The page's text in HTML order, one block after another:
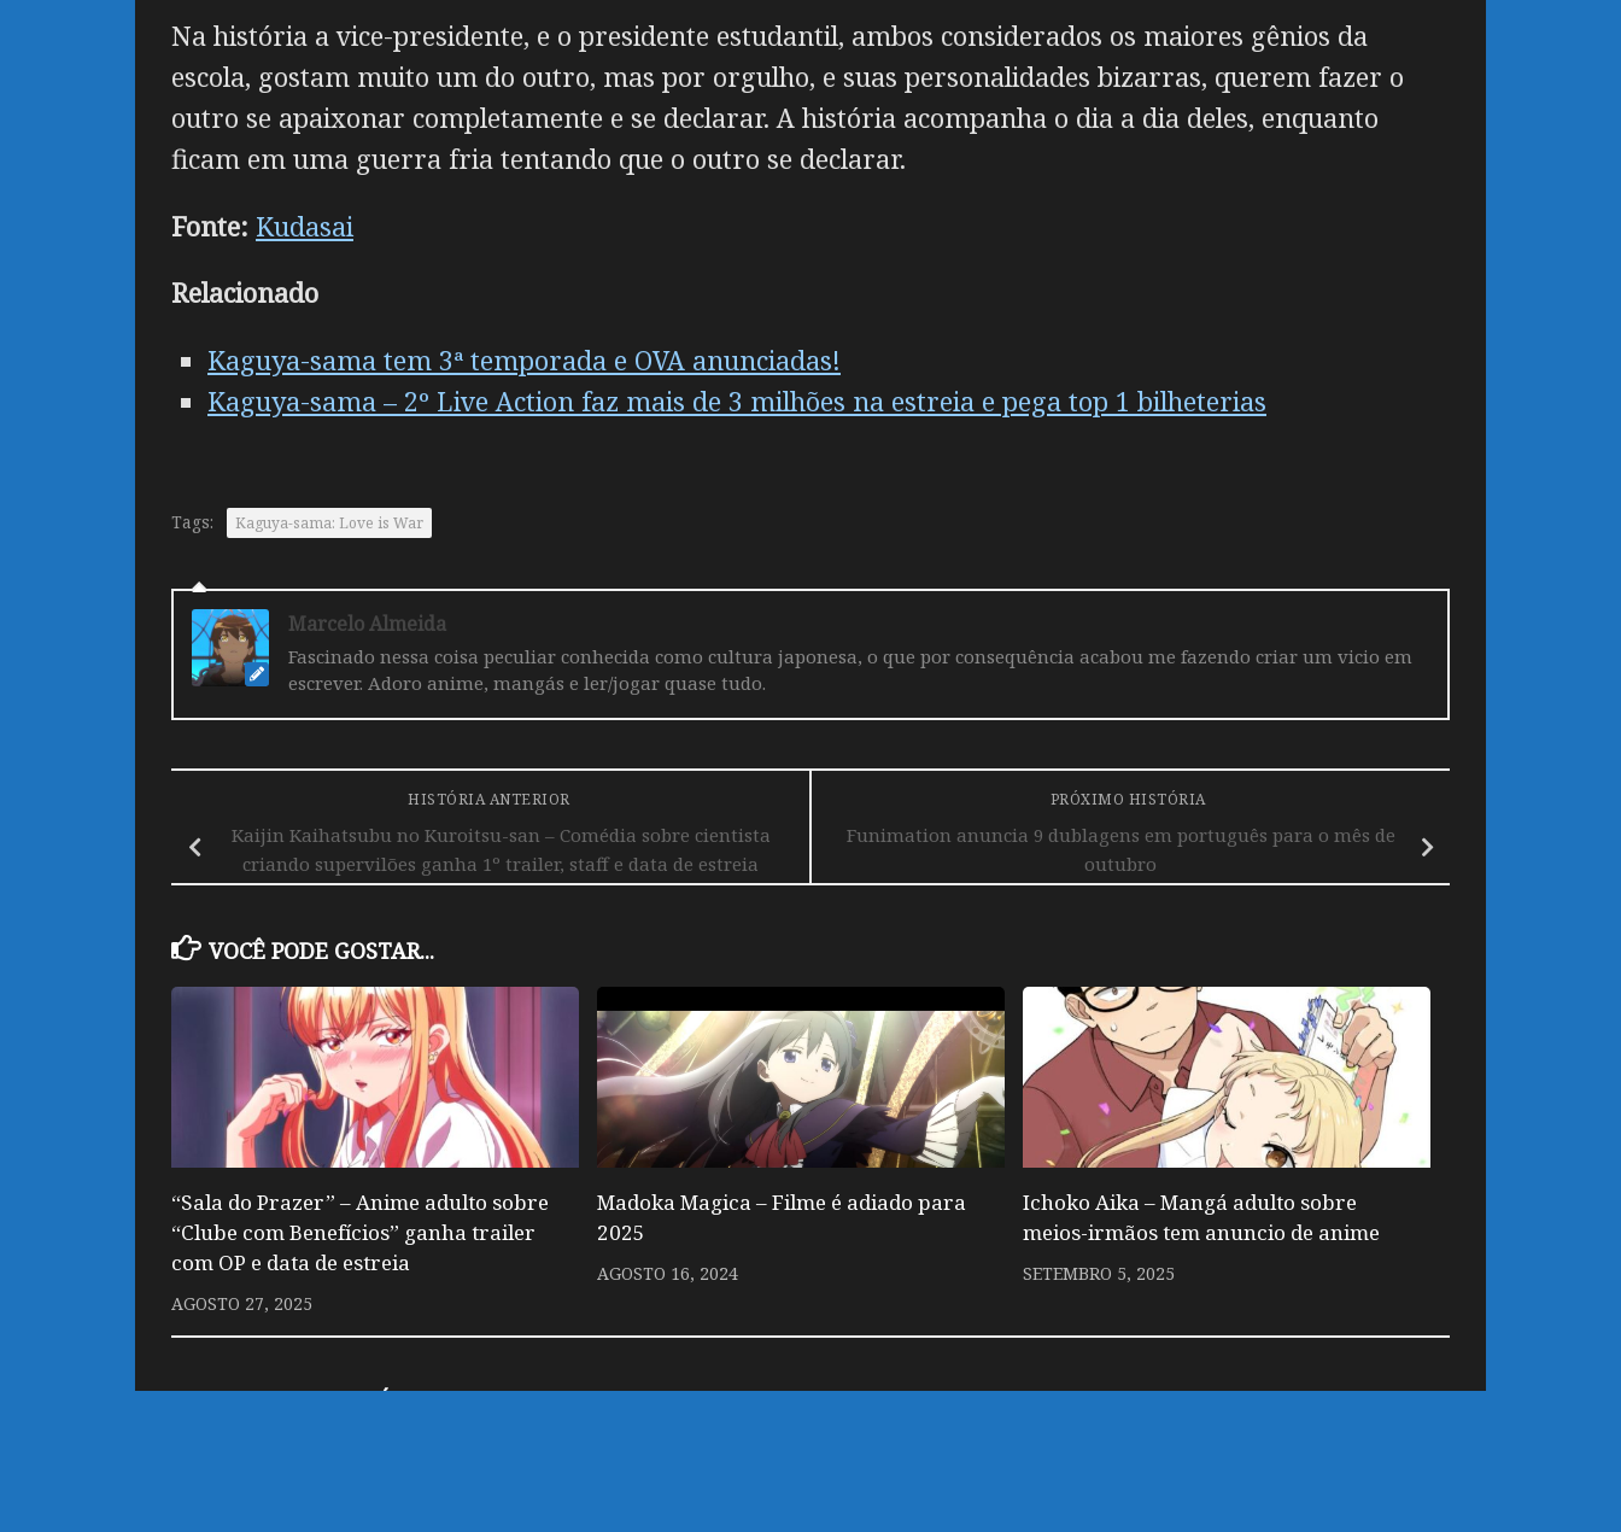
Na história a vice-presidente, e o presidente estudantil, ambos considerados os maiores gênios da
escola, gostam muito um do outro, mas por orgulho, e suas personalidades bizarras, querem fazer o
outro se apaixonar completamente e se declarar. A história acompanha o dia a dia deles, enquanto
ficam em uma guerra fria tentando que o outro se declarar.
Fonte: Kudasai
Relacionado
Kaguya-sama tem 3ª temporada e OVA anunciadas!
Kaguya-sama – 2º Live Action faz mais de 3 milhões na estreia e pega top 1 bilheterias
Tags: Kaguya-sama: Love is War
Marcelo Almeida
Fascinado nessa coisa peculiar conhecida como cultura japonesa, o que por consequência acabou me fazendo criar um vicio em
escrever. Adoro anime, mangás e ler/jogar quase tudo.
PRÓXIMO HISTÓRIA
Funimation anuncia 9 dublagens em português para o mês de
outubro
HISTÓRIA ANTERIOR
Kaijin Kaihatsubu no Kuroitsu-san – Comédia sobre cientista
criando supervilões ganha 1º trailer, staff e data de estreia
VOCÊ PODE GOSTAR...
“Sala do Prazer” – Anime adulto sobre
“Clube com Benefícios” ganha trailer
com OP e data de estreia
AGOSTO 27, 2025
Madoka Magica – Filme é adiado para
2025
AGOSTO 16, 2024
Ichoko Aika – Mangá adulto sobre
meios-irmãos tem anuncio de anime
SETEMBRO 5, 2025